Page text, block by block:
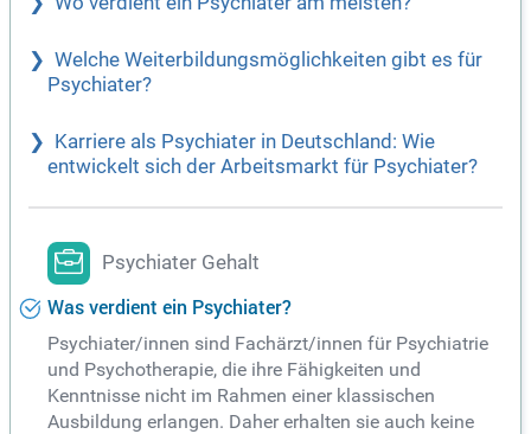
Welche Weiterbildungsmöglichkeiten gibt es für
Psychiater?
Karriere als Psychiater in Deutschland: Wie
entwickelt sich der Arbeitsmarkt für Psychiater?
Psychiater Gehalt
Was verdient ein Psychiater?
Psychiater/innen sind Fachärzt/innen für Psychiatrie
und Psychotherapie, die ihre Fähigkeiten und
Kenntnisse nicht im Rahmen einer klassischen
Ausbildung erlangen. Daher erhalten sie auch keine